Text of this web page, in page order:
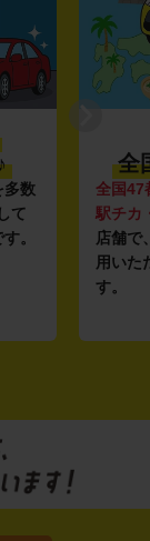
多数
て
。
全
全国47
駅チカ
店舗で
用いた
す。